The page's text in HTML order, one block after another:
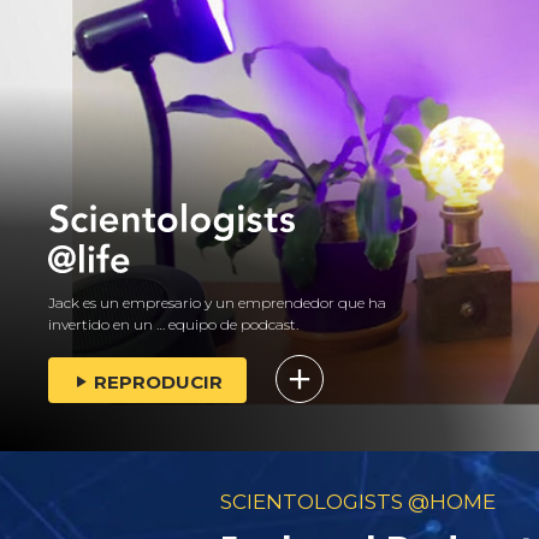
Jack es un empresario y un emprendedor que ha
invertido en un … equipo de podcast.
REPRODUCIR
SCIENTOLOGISTS @HOME